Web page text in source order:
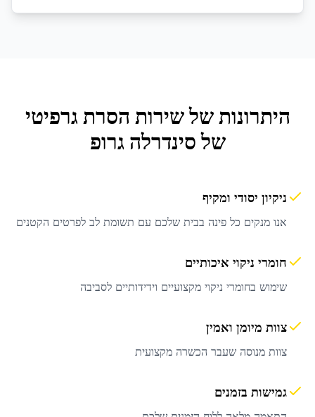
היתרונות של שירות הסרת גרפיטי
של סינדרלה גרופ
ניקיון יסודי ומקיף
אנו מנקים כל פינה בבית שלכם עם תשומת לב לפרטים הקטנים
חומרי ניקוי איכותיים
שימוש בחומרי ניקוי מקצועיים וידידותיים לסביבה
צוות מיומן ואמין
צוות מנוסה שעבר הכשרה מקצועית
גמישות בזמנים